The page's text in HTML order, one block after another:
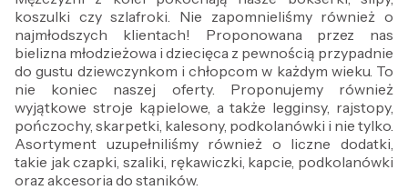
koszulki czy szlafroki. Nie zapomnieliśmy również o
najmłodszych klientach! Proponowana przez nas
bielizna młodzieżowa i dziecięca z pewnością przypadnie
do gustu dziewczynkom i chłopcom w każdym wieku. To
nie koniec naszej oferty. Proponujemy również
wyjątkowe stroje kąpielowe, a także legginsy, rajstopy,
pończochy, skarpetki, kalesony, podkolanówki i nie tylko.
Asortyment uzupełniliśmy również o liczne dodatki,
takie jak czapki, szaliki, rękawiczki, kapcie, podkolanówki
oraz akcesoria do staników.